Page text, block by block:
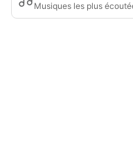
Musiques les plus